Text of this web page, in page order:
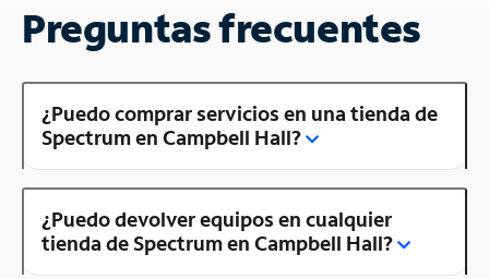
Preguntas frecuentes
¿Puedo comprar servicios en una tienda de
Spectrum en Campbell Hall?
¿Puedo devolver equipos en cualquier
tienda de Spectrum en Campbell Hall?